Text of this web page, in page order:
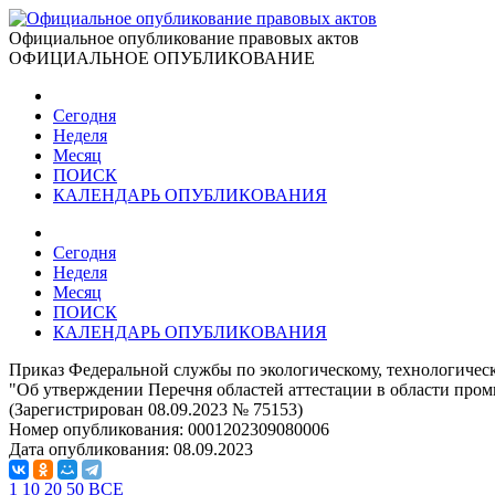
Официальное опубликование правовых актов
ОФИЦИАЛЬНОЕ ОПУБЛИКОВАНИЕ
Сегодня
Неделя
Месяц
ПОИСК
КАЛЕНДАРЬ ОПУБЛИКОВАНИЯ
Сегодня
Неделя
Месяц
ПОИСК
КАЛЕНДАРЬ ОПУБЛИКОВАНИЯ
Приказ Федеральной службы по экологическому,
"Об утверждении Перечня областей аттестации в области
(Зарегистрирован 08.09.2023 № 75153)
Номер опубликования: 0001202309080006
Дата опубликования: 08.09.2023
1 10 20 50 ВСЕ